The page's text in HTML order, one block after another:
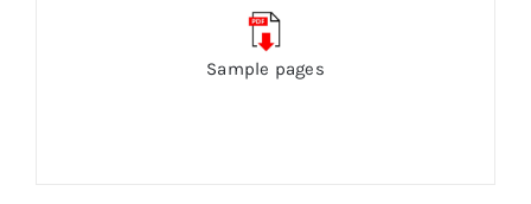
Sample pages